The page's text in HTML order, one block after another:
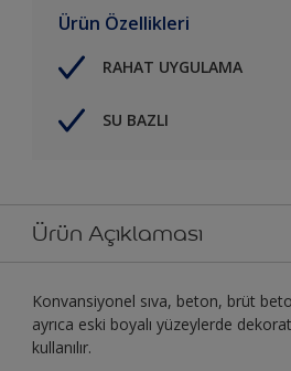
Ürün Özellikleri
RAHAT UYGULAMA
SU BAZLI
Ürün Açıklaması
Konvansiyonel sıva, beton, brüt
ayrıca eski boyalı yüzeylerde
kullanılır.